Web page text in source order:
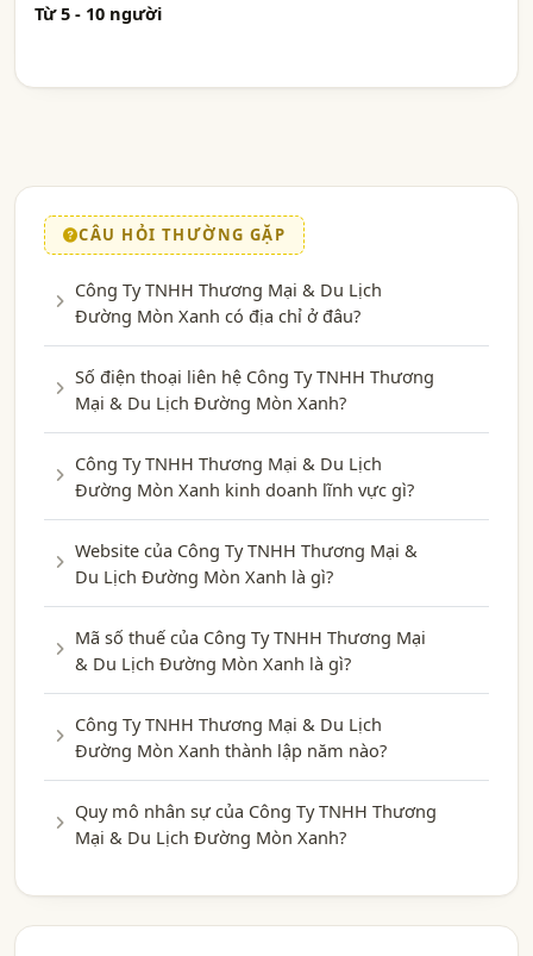
Từ 5 - 10 người
CÂU HỎI THƯỜNG GẶP
Công Ty TNHH Thương Mại & Du Lịch
Đường Mòn Xanh có địa chỉ ở đâu?
Số điện thoại liên hệ Công Ty TNHH Thương
Mại & Du Lịch Đường Mòn Xanh?
Công Ty TNHH Thương Mại & Du Lịch
Đường Mòn Xanh kinh doanh lĩnh vực gì?
Website của Công Ty TNHH Thương Mại &
Du Lịch Đường Mòn Xanh là gì?
Mã số thuế của Công Ty TNHH Thương Mại
& Du Lịch Đường Mòn Xanh là gì?
Công Ty TNHH Thương Mại & Du Lịch
Đường Mòn Xanh thành lập năm nào?
Quy mô nhân sự của Công Ty TNHH Thương
Mại & Du Lịch Đường Mòn Xanh?